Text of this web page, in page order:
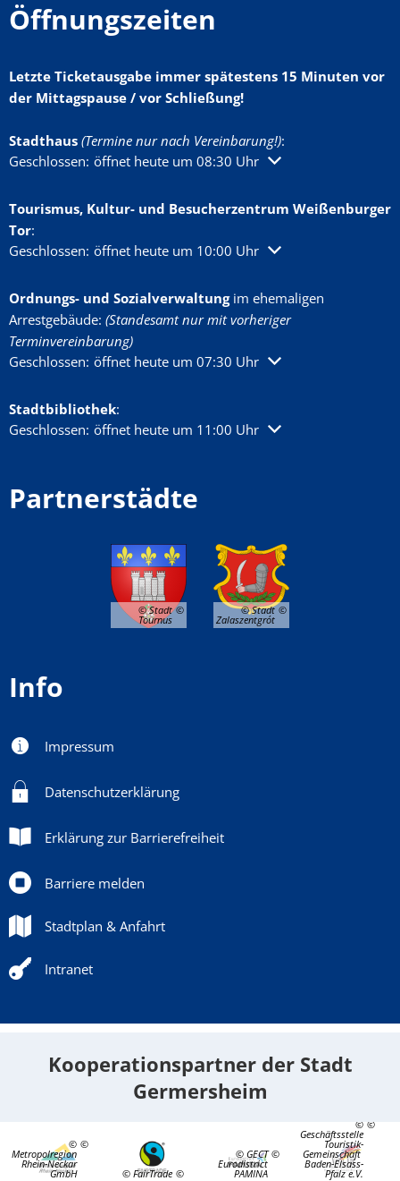
Öffnungszeiten
Letzte Ticketausgabe immer spätestens 15 Minuten vor
der Mittagspause / vor Schließung!
Stadthaus (Termine nur nach Vereinbarung!):
Klicken, um weitere Öffnungs- oder Schließzeiten auszublenden
Geschlossen: öffnet heute um 08:30 Uhr
Tourismus, Kultur- und Besucherzentrum Weißenburger
Tor:
Klicken, um weitere Öffnungs- oder Schließzeiten auszublenden
Geschlossen: öffnet heute um 10:00 Uhr
Ordnungs- und Sozialverwaltungim ehemaligen
Arrestgebäude: (Standesamt nur mit vorheriger
Terminvereinbarung)
Klicken, um weitere Öffnungs- oder Schließzeiten auszublenden
Geschlossen: öffnet heute um 07:30 Uhr
Stadtbibliothek:
Klicken, um weitere Öffnungs- oder Schließzeiten auszublenden
Geschlossen: öffnet heute um 11:00 Uhr
Partnerstädte
© Stadt
Tournus
© Stadt
Zalaszentgrót
Info
Impressum
Datenschutzerklärung
Erklärung zur Barrierefreiheit
Barriere melden
Stadtplan & Anfahrt
Intranet
Kooperationspartner der Stadt
Germersheim
©
Metropolregion
Rhein-Neckar
GmbH © FairTrade
© GECT
Eurodistrict
PAMINA
©
Geschäftsstelle
Touristik-
Gemeinschaft
Baden-Elsass-
Pfalz e.V.